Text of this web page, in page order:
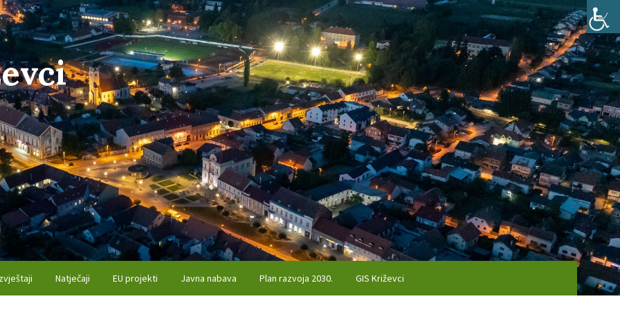
Natječaji EU projekti Javna nabava Plan razvoja 2030. GIS Križevci